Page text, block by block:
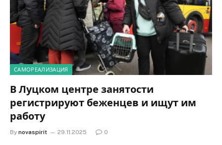
САМОРЕАЛИЗАЦИЯ
В Луцком центре занятости
регистрируют беженцев и ищут им
работу
By novaspirit 29.11.2025 0